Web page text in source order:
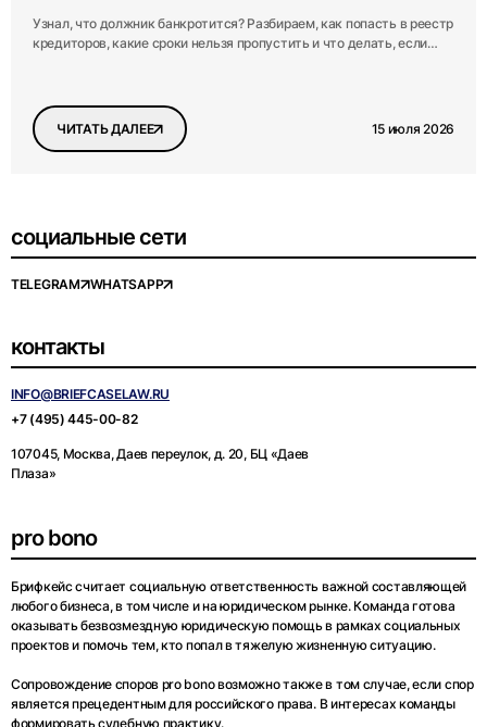
Узнал, что должник банкротится? Разбираем, как попасть в реестр
кредиторов, какие сроки нельзя пропустить и что делать, если
ЧИТАТЬ ДАЛЕЕ 15 июля 2026
социальные сети
TELEGRAM WHATSAPP
контакты
INFO@BRIEFCASELAW.RU
+7 (495) 445-00-82
107045, Москва, Даев переулок, д. 20, БЦ «Даев
Плаза»
pro bono
Брифкейс считает социальную ответственность важной составляющей
любого бизнеса, в том числе и на юридическом рынке. Команда готова
оказывать безвозмездную юридическую помощь в рамках социальных
проектов и помочь тем, кто попал в тяжелую жизненную ситуацию.
Сопровождение споров pro bono возможно также в том случае, если спор
является прецедентным для российского права. В интересах команды
формировать судебную практику.